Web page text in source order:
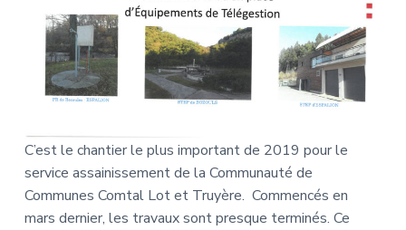
C’est le chantier le plus important de 2019 pour le
service assainissement de la Communauté de
Communes Comtal Lot et Truyère. Commencés en
mars dernier, les travaux sont presque terminés. Ce